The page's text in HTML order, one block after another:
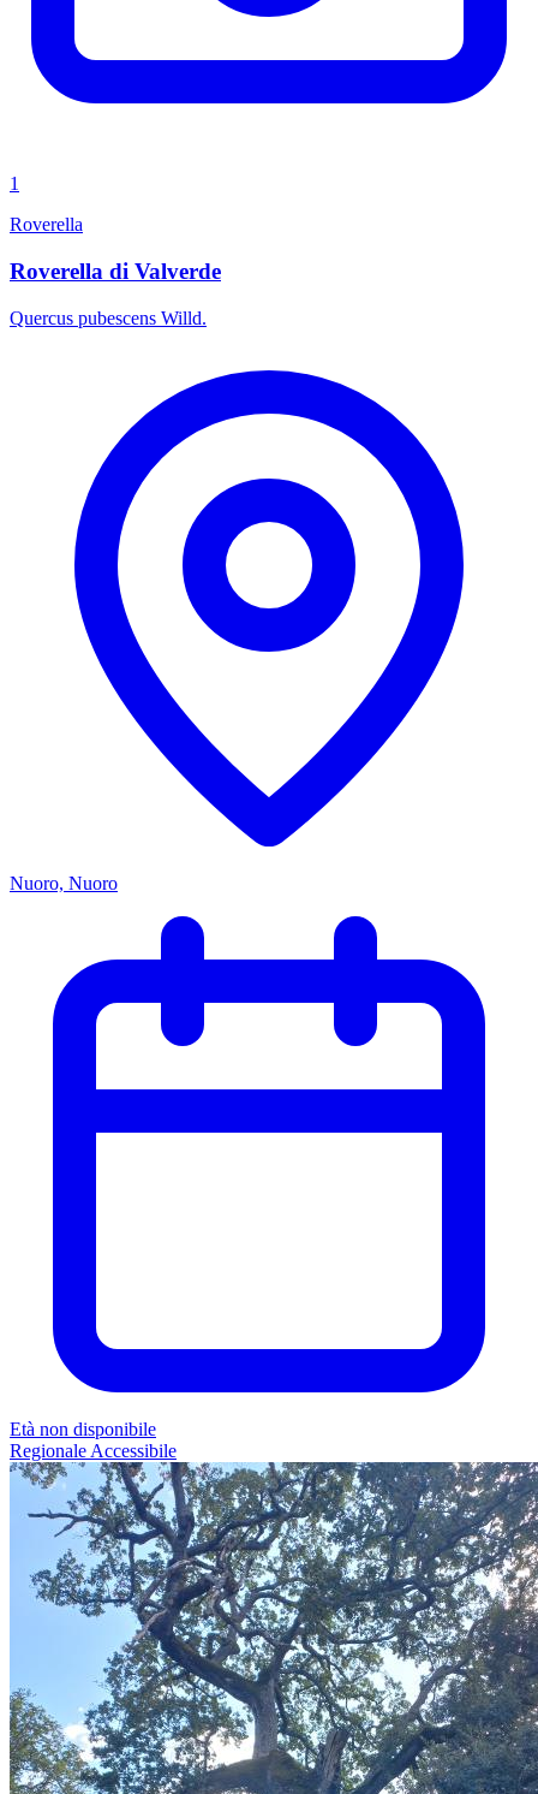
1
Roverella
Roverella di Valverde
Quercus pubescens Willd.
Nuoro, Nuoro
Età non disponibile
Regionale Accessibile